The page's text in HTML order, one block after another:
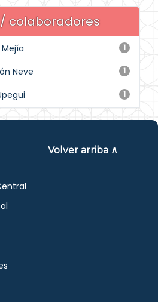
colaboradores
1
1
Neve
1
Volver arriba ∧